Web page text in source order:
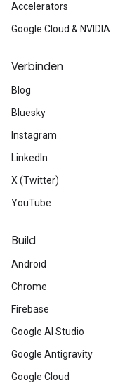
Accelerators
Google Cloud & NVIDIA
Verbinden
Blog
Bluesky
Instagram
LinkedIn
X (Twitter)
YouTube
Build
Android
Chrome
Firebase
Google AI Studio
Google Antigravity
Google Cloud